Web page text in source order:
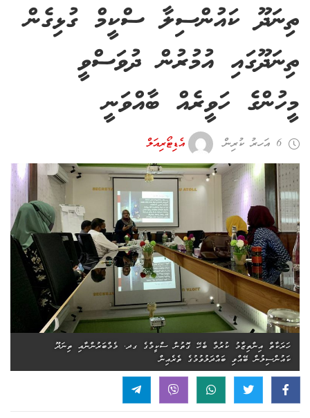
ތިނަދޫ ކައުންސިލާ ސްކީމް ގުޅިގެން
ތިނަދޫގައި އުމުރުން ދުވަސްވީ
މީހުންގެ ހަވީރެއް ބާއްވަނީ
6 އަހރު ކުރިން އެޑިޓޯރިއަލް
ހަރަކާތް އިންތިޒާމު ކުރުމާ ބެހޭ ގޮތުން ސްކީމްގެ ގދ. މެމްބަރުންނާއި ތިނަދޫ
ކައުންސިލުން ބޭއްވި ބައްދަލުވުމުގެ ތެރެއިން